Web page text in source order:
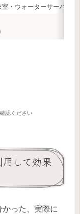
・ウォーターサーバーあ
認ください
して効果
った、実際に